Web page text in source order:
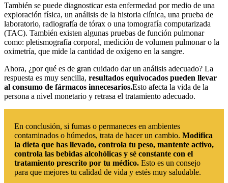
También se puede diagnosticar esta enfermedad por medio de una
exploración física, un análisis de la historia clínica, una prueba de
laboratorio, radiografía de tórax o una tomografía computarizada
(TAC). También existen algunas pruebas de función pulmonar
como: pletismografía corporal, medición de volumen pulmonar o la
oximetría, que mide la cantidad de oxígeno en la sangre.
Ahora, ¿por qué es de gran cuidado dar un análisis adecuado? La
respuesta es muy sencilla, resultados equivocados pueden llevar
al consumo de fármacos innecesarios.Esto afecta la vida de la
persona a nivel monetario y retrasa el tratamiento adecuado.
En conclusión, si fumas o permaneces en ambientes
contaminados o húmedos, trata de hacer un cambio. Modifica
la dieta que has llevado, controla tu peso, mantente activo,
controla las bebidas alcohólicas y sé constante con el
tratamiento prescrito por tu médico. Esto es un consejo
para que mejores tu calidad de vida y estés muy saludable.